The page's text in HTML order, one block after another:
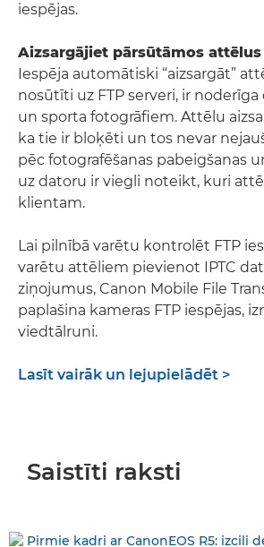
iespējas.
Aizsargājiet pārsūtāmos attēlus
Iespēja automātiski “aizsargāt”
nosūtīti uz FTP serveri, ir
un sporta fotogrāfiem. Attēlu
ka tie ir bloķēti un tos nevar
pēc fotografēšanas pabeigšanas
uz datoru ir viegli noteikt, kuri
klientam.
Lai pilnībā varētu kontrolēt FTP
varētu attēliem pievienot IPTC
ziņojumus, Canon Mobile File
paplašina kameras FTP iespējas,
viedtālruni.
Lasīt vairāk un lejupielādēt >
Saistīti raksti